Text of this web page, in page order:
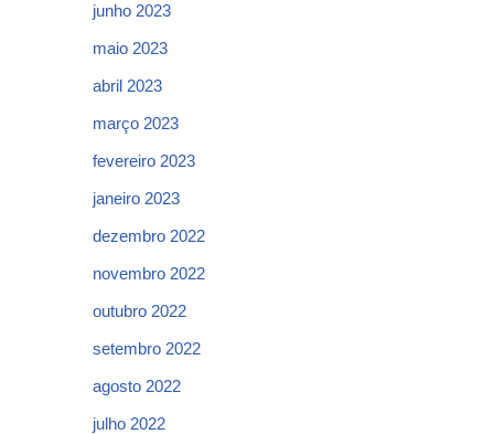
junho 2023
maio 2023
abril 2023
março 2023
fevereiro 2023
janeiro 2023
dezembro 2022
novembro 2022
outubro 2022
setembro 2022
agosto 2022
julho 2022